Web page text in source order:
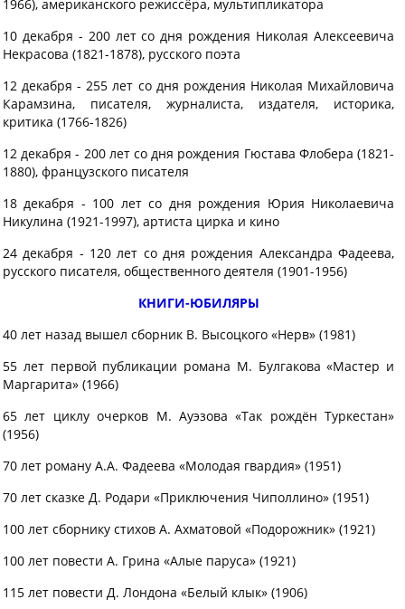
1966), американского режиссёра, мультипликатора
10 декабря - 200 лет со дня рождения Николая Алексеевича
Некрасова (1821-1878), русского поэта
12 декабря - 255 лет со дня рождения Николая Михайловича
Карамзина, писателя, журналиста, издателя, историка,
критика (1766-1826)
12 декабря - 200 лет со дня рождения Гюстава Флобера (1821-
1880), французского писателя
18 декабря - 100 лет со дня рождения Юрия Николаевича
Никулина (1921-1997), артиста цирка и кино
24 декабря - 120 лет со дня рождения Александра Фадеева,
русского писателя, общественного деятеля (1901-1956)
КНИГИ-ЮБИЛЯРЫ
40 лет назад вышел сборник В. Высоцкого «Нерв» (1981)
55 лет первой публикации романа М. Булгакова «Мастер и
Маргарита» (1966)
65 лет циклу очерков М. Ауэзова «Так рождён Туркестан»
(1956)
70 лет роману А.А. Фадеева «Молодая гвардия» (1951)
70 лет сказке Д. Родари «Приключения Чиполлино» (1951)
100 лет сборнику стихов А. Ахматовой «Подорожник» (1921)
100 лет повести А. Грина «Алые паруса» (1921)
115 лет повести Д. Лондона «Белый клык» (1906)